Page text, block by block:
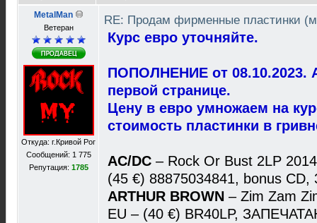
MetalMan
Ветеран
Откуда: г.Кривой Рог
Сообщений: 1 775
Репутация: 1785
RE: Продам фирменные пластинки
Курс евро уточняйте.
ПОПОЛНЕНИЕ от 08.10.2023.
первой странице.
Цену в евро умножаем на
стоимость пластинки в
AC/DC – Rock Or Bust 2LP
(45 €) 88875034841, bonus
ARTHUR BROWN – Zim Zam
EU – (40 €) BR40LP,